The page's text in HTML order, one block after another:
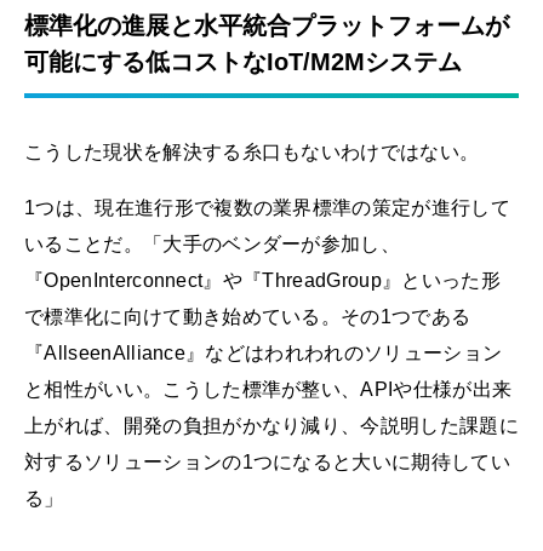
標準化の進展と水平統合プラットフォームが
可能にする低コストなIoT/M2Mシステム
こうした現状を解決する糸口もないわけではない。
1つは、現在進行形で複数の業界標準の策定が進行して
いることだ。「大手のベンダーが参加し、
『OpenInterconnect』や『ThreadGroup』といった形
で標準化に向けて動き始めている。その1つである
『AllseenAlliance』などはわれわれのソリューション
と相性がいい。こうした標準が整い、APIや仕様が出来
上がれば、開発の負担がかなり減り、今説明した課題に
対するソリューションの1つになると大いに期待してい
る」